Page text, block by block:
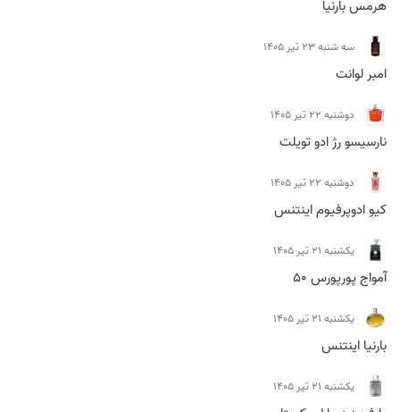
هرمس بارنیا
سه شنبه 23 تیر 1405
امبر لوانت
دوشنبه 22 تیر 1405
نارسیسو رژ ادو تویلت
دوشنبه 22 تیر 1405
کیو ادوپرفیوم اینتنس
يكشنبه 21 تیر 1405
آمواج پورپورس 50
يكشنبه 21 تیر 1405
بارنیا اینتنس
يكشنبه 21 تیر 1405